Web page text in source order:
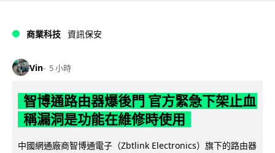
商業科技 資訊保安
Vin 5 小時
智博通路由器爆後門 官方緊急下架止血
稱漏洞是功能在維修時使用
中國網通廠商智博通電子（Zbtlink Electronics）旗下的路由器